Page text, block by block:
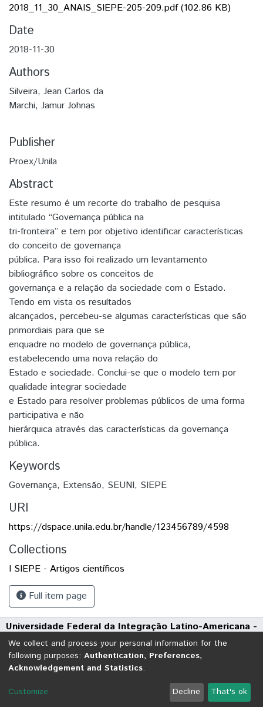
2018_11_30_ANAIS_SIEPE-205-209.pdf(102.86 KB)
Date
2018-11-30
Authors
Silveira, Jean Carlos da
Marchi, Jamur Johnas
Publisher
Proex/Unila
Abstract
Este resumo é um recorte do trabalho de pesquisa
intitulado “Governança pública na
tri-fronteira” e tem por objetivo identificar características
do conceito de governança
pública. Para isso foi realizado um levantamento
bibliográfico sobre os conceitos de
governança e a relação da sociedade com o Estado.
Tendo em vista os resultados
alcançados, percebeu-se algumas características que são
primordiais para que se
enquadre no modelo de governança pública,
estabelecendo uma nova relação do
Estado e sociedade. Conclui-se que o modelo tem por
qualidade integrar sociedade
e Estado para resolver problemas públicos de uma forma
participativa e não
hierárquica através das características da governança
pública.
Keywords
Governança, Extensão, SEUNI, SIEPE
URI
https://dspace.unila.edu.br/handle/123456789/4598
Collections
I SIEPE - Artigos científicos
Full item page
Universidade Federal da Integração Latino-Americana -
UNILA
Avenida Tarquínio Joslin dos Santos, 1000 - Polo Universitário
CEP: 85870-650 | Foz do Iguaçu - Paraná
DSpace software
copyright © 2002-2026 LYRASIS
Send Feedback
We collect and process your personal information for the
following purposes: Authentication, Preferences,
Acknowledgement and Statistics.
Customize Decline That's ok